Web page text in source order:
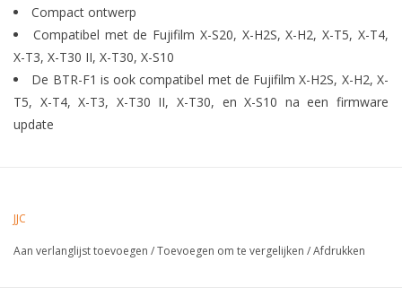
Compact ontwerp
Compatibel met de Fujifilm X-S20, X-H2S, X-H2, X-T5, X-T4,
X-T3, X-T30 II, X-T30, X-S10
De BTR-F1 is ook compatibel met de Fujifilm X-H2S, X-H2, X-
T5, X-T4, X-T3, X-T30 II, X-T30, en X-S10 na een firmware
update
JJC
Aan verlanglijst toevoegen /Toevoegen om te vergelijken /Afdrukken